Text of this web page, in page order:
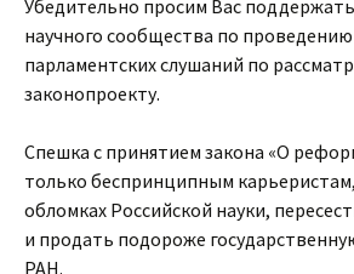
Убедительно просим Вас
научного сообщества по
парламентских слушаний по
законопроекту.
Спешка с принятием закона «О
только беспринципным
обломках Российской науки,
и продать подороже
РАН.